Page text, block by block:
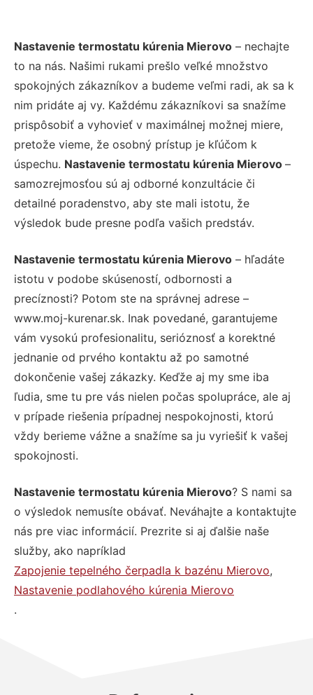
Nastavenie termostatu kúrenia Mierovo – nechajte
to na nás. Našimi rukami prešlo veľké množstvo
spokojných zákazníkov a budeme veľmi radi, ak sa k
nim pridáte aj vy. Každému zákazníkovi sa snažíme
prispôsobiť a vyhovieť v maximálnej možnej miere,
pretože vieme, že osobný prístup je kľúčom k
úspechu. Nastavenie termostatu kúrenia Mierovo –
samozrejmosťou sú aj odborné konzultácie či
detailné poradenstvo, aby ste mali istotu, že
výsledok bude presne podľa vašich predstáv.
Nastavenie termostatu kúrenia Mierovo – hľadáte
istotu v podobe skúseností, odbornosti a
precíznosti? Potom ste na správnej adrese –
www.moj-kurenar.sk. Inak povedané, garantujeme
vám vysokú profesionalitu, serióznosť a korektné
jednanie od prvého kontaktu až po samotné
dokončenie vašej zákazky. Keďže aj my sme iba
ľudia, sme tu pre vás nielen počas spolupráce, ale aj
v prípade riešenia prípadnej nespokojnosti, ktorú
vždy berieme vážne a snažíme sa ju vyriešiť k vašej
spokojnosti.
Nastavenie termostatu kúrenia Mierovo? S nami sa
o výsledok nemusíte obávať. Neváhajte a kontaktujte
nás pre viac informácií. Prezrite si aj ďalšie naše
služby, ako napríklad
Zapojenie tepelného čerpadla k bazénu Mierovo,
Nastavenie podlahového kúrenia Mierovo
.